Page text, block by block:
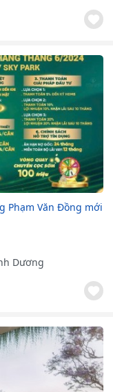
Phạm Văn Đồng mới
Dương